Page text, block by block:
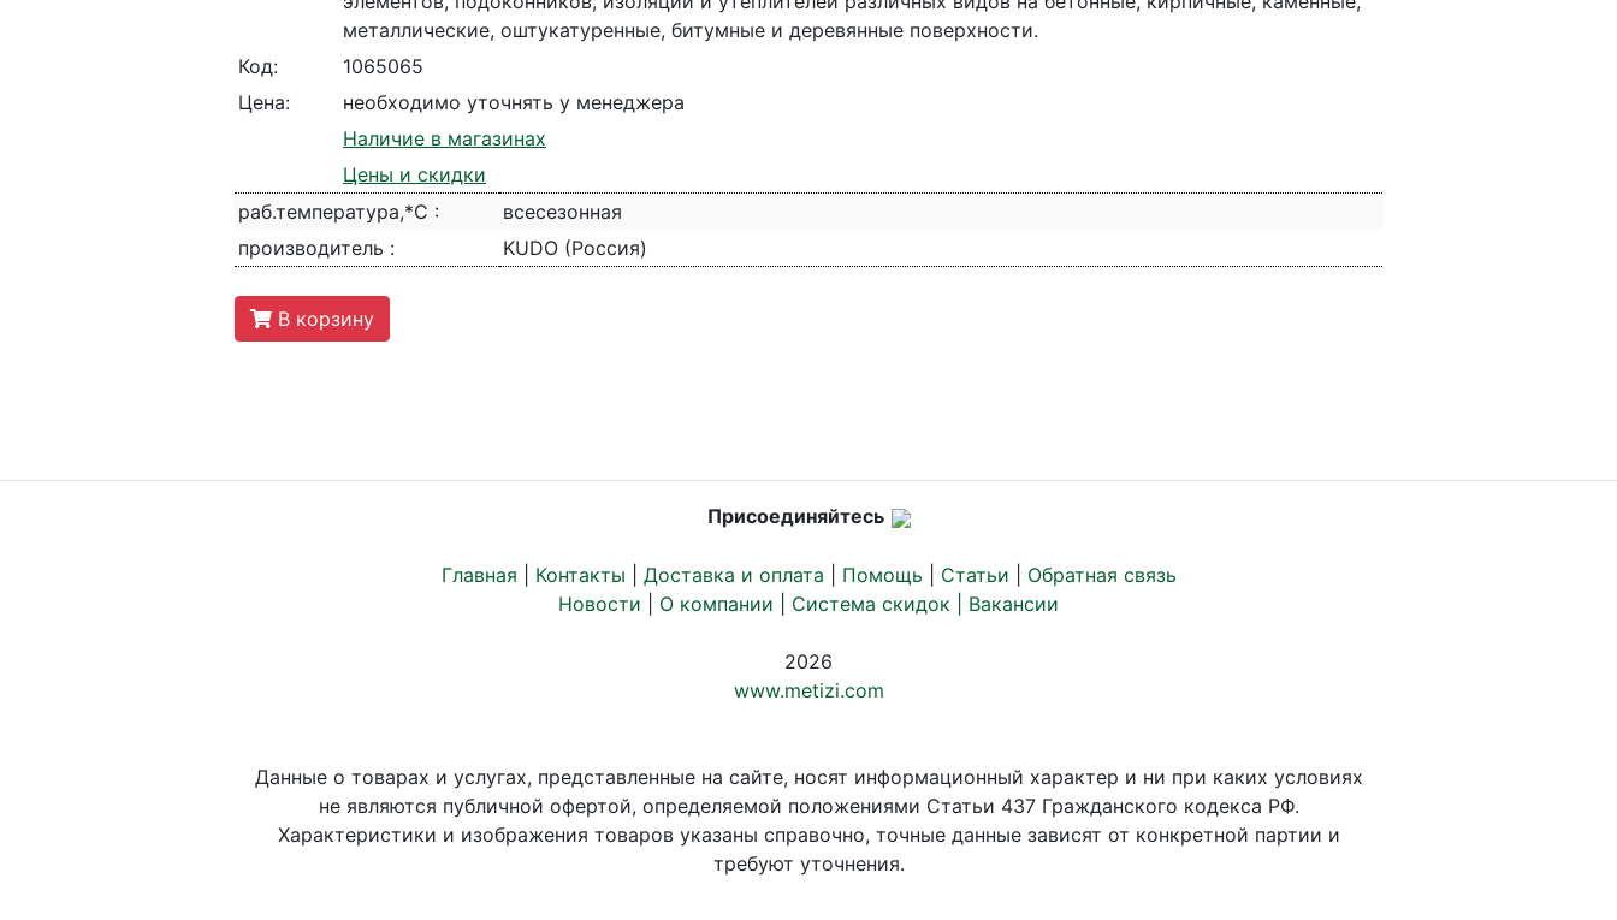
металлические, оштукатуренные, битумные и деревянные поверхности.
Код:
1065065
Цена:
необходимо уточнять у менеджера
Наличие в магазинах
Цены и скидки
раб.температура,*С :
всесезонная
производитель :
KUDO (Россия)
В корзину
Присоединяйтесь
Главная Контакты Доставка и оплата Помощь Статьи
Обратная связь
Новости
О компании Система скидок | Вакансии
2026
www.metizi.com
Данные о товарах и услугах, представленные на сайте, носят информационный характер и ни при каких условиях
не являются публичной офертой, определяемой положениями Статьи 437 Гражданского кодекса РФ.
Характеристики и изображения товаров указаны справочно, точные данные зависят от конкретной партии и
требуют уточнения.